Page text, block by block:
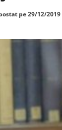
pe29/12/2019